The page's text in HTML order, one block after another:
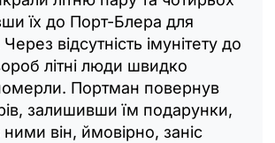
їх до Порт-Блера для
відсутність імунітету до
літні люди швидко
Портман повернув
залишивши їм подарунки,
він, ймовірно, заніс